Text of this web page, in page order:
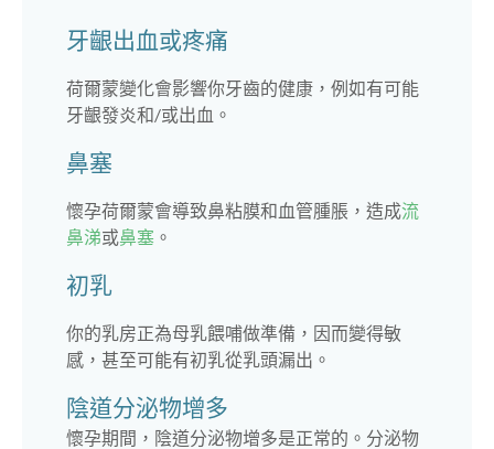
牙齦出血或疼痛
荷爾蒙變化會影響你牙齒的健康，例如有可能
牙齦發炎和/或出血。
鼻塞
懷孕荷爾蒙會導致鼻粘膜和血管腫脹，造成流
鼻涕或鼻塞 。
初乳
你的乳房正為母乳餵哺做準備，因而變得敏
感，甚至可能有初乳從乳頭漏出。
陰道分泌物增多
懷孕期間，陰道分泌物增多是正常的。分泌物